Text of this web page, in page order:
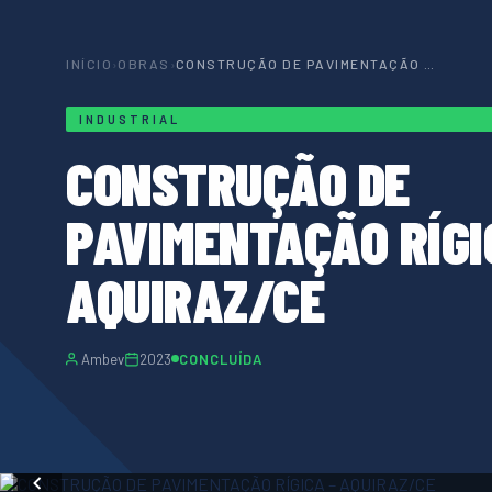
INÍCIO › OBRAS ›
INDUSTRIAL
CONSTRUÇÃO DE
PAVIMENTAÇÃO
AQUIRAZ/CE
Ambev 2023 CONCLUÍDA